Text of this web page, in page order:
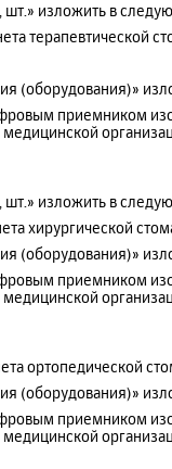
шт.» изложить в
терапевтической
(оборудования)»
приемником
медицинской
шт.» изложить в
хирургической
(оборудования)»
приемником
медицинской
ортопедической
(оборудования)»
приемником
медицинской